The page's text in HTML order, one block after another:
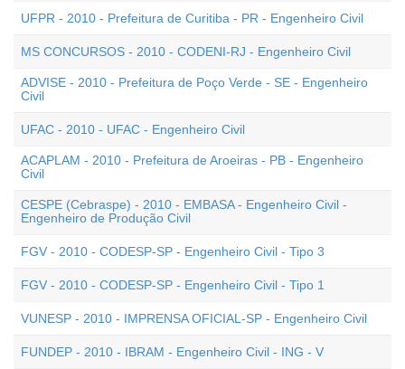
UFPR - 2010 - Prefeitura de Curitiba - PR - Engenheiro Civil
MS CONCURSOS - 2010 - CODENI-RJ - Engenheiro Civil
ADVISE - 2010 - Prefeitura de Poço Verde - SE - Engenheiro
Civil
UFAC - 2010 - UFAC - Engenheiro Civil
ACAPLAM - 2010 - Prefeitura de Aroeiras - PB - Engenheiro
Civil
CESPE (Cebraspe) - 2010 - EMBASA - Engenheiro Civil -
Engenheiro de Produção Civil
FGV - 2010 - CODESP-SP - Engenheiro Civil - Tipo 3
FGV - 2010 - CODESP-SP - Engenheiro Civil - Tipo 1
VUNESP - 2010 - IMPRENSA OFICIAL-SP - Engenheiro Civil
FUNDEP - 2010 - IBRAM - Engenheiro Civil - ING - V